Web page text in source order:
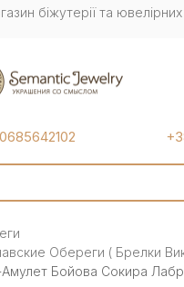
біжутерії та ювелірних
mobile menu
Обереги ( Брелки
Бойова Сокира